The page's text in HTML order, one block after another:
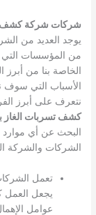
شركات شركة كشف
يوجد العديد من
من المؤسسات
الخاصة بنا من
الأسباب التي سوف
نتعرف على أبرز
كشف تسربات الغاز
البحث عن أي موارد
الشركات والشركة
تعمل
يجعل العمل
عوامل